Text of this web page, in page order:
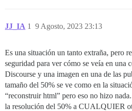
JJ_IA 9 Agosto, 2023 23:13
1
Es una situación un tanto extraña, pero
seguridad para ver cómo se veía en una
Discourse y una imagen en una de las
tamaño del 50% se ve como en la
“reconstruir html” pero eso no hizo
la resolución del 50% a CUALQUIER